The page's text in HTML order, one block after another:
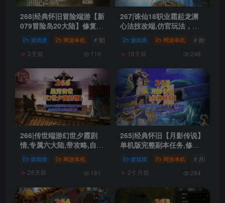
268|经典怀旧冒险端游【新
079冒险岛20大陆】修复
版,特色群服玩法,带详细玩
法攻略+GM后台+局域外网
教程
游戏类 网游单机 # 冒险岛
3天前 119
267|诛仙18职业霜起龙渊
心法技改端,仿官玩法，含
完整心法+技能特效+GM工
具及教程
游戏类 网游单机 # 诛仙
18天前 248
266|传世端游幻世夕霞剧
情,专属六大陆,带攻略,自动
外网搭建教程
游戏类 网游单机
26天前 181
265|经典怀旧【月影传说】
单机版完整副本任务,修复
频教程
游戏类 网游单机 # 月影传说
2个月前 284